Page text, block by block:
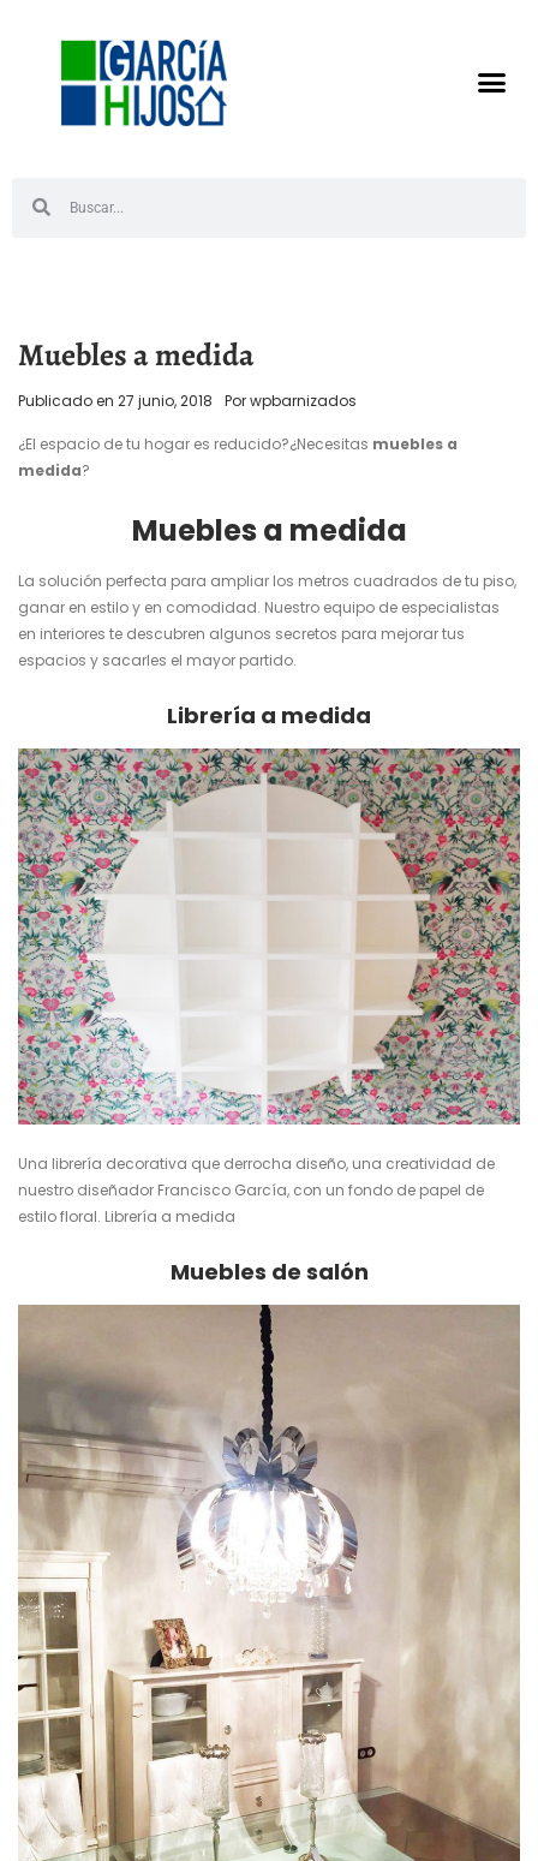
Muebles a medida
Publicado en 27 junio, 2018 Porwpbarnizados
¿El espacio de tu hogar es reducido?¿Necesitas muebles a
medida?
Muebles a medida
La solución perfecta para ampliar los metros cuadrados de tu piso,
ganar en estilo y en comodidad. Nuestro equipo de especialistas
en interiores te descubren algunos secretos para mejorar tus
espacios y sacarles el mayor partido.
Librería a medida
Una librería decorativa que derrocha diseño, una creatividad de
nuestro diseñador Francisco García, con un fondo de papel de
estilo floral. Librería a medida
Muebles de salón